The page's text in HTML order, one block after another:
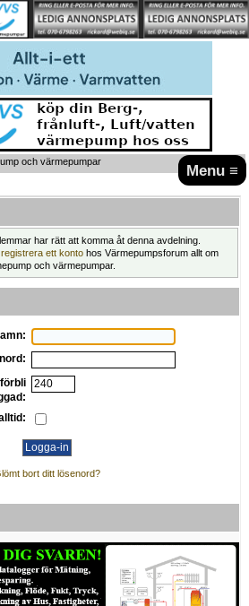
Menu ≡
och värmepumpar
har rätt att komma åt denna avdelning.
registrera ett konto hos Värmepumpsforum allt om
och värmepumpar.
bort ditt lösenord?